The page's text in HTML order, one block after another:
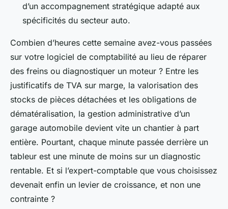
d’un accompagnement stratégique adapté aux
spécificités du secteur auto.
Combien d’heures cette semaine avez-vous passées
sur votre logiciel de comptabilité au lieu de réparer
des freins ou diagnostiquer un moteur ? Entre les
justificatifs de TVA sur marge, la valorisation des
stocks de pièces détachées et les obligations de
dématéralisation, la gestion administrative d’un
garage automobile devient vite un chantier à part
entière. Pourtant, chaque minute passée derrière un
tableur est une minute de moins sur un diagnostic
rentable. Et si l’expert-comptable que vous choisissez
devenait enfin un levier de croissance, et non une
contrainte ?